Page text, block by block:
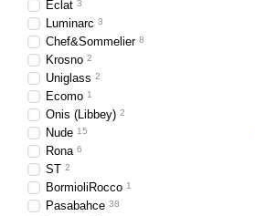
Éclat 3
Luminarc 3
Chef&Sommelier 8
Krosno 2
Uniglass 2
Ecomo 1
Onis (Libbey) 2
Nude 15
Rona 6
ST 2
BormioliRocco 1
Pasabahce 38